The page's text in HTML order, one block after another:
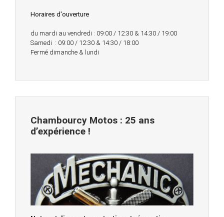
Horaires d'ouverture
du mardi au vendredi : 09:00 / 12:30 & 14:30 / 19:00
Samedi : 09:00 / 12:30 & 14:30 / 18:00
Fermé dimanche & lundi
Chambourcy Motos : 25 ans
d’expérience !